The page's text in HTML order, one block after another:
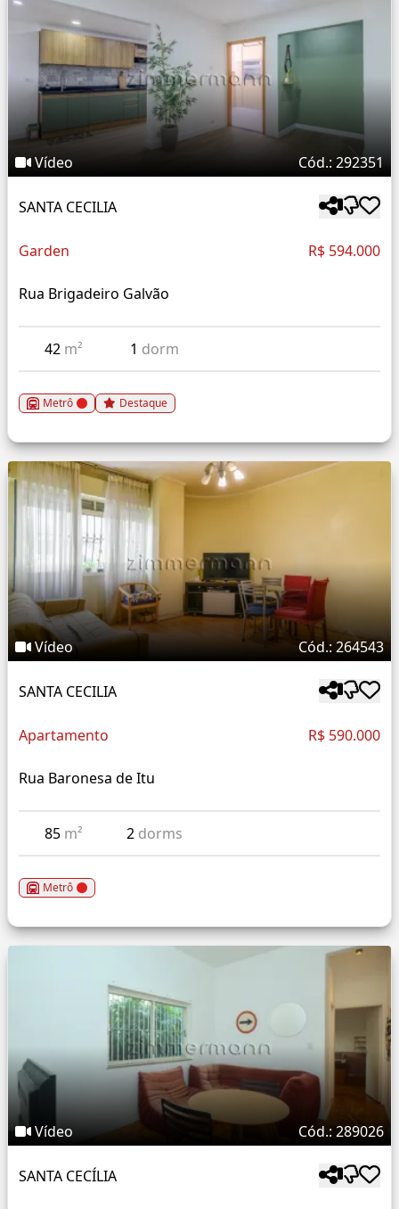
Vídeo Cód.: 292351
SANTA CECILIA
Garden R$ 594.000
Rua Brigadeiro Galvão
42 m² 1 dorm
Metrô Destaque
Vídeo Cód.: 264543
SANTA CECILIA
Apartamento R$ 590.000
Rua Baronesa de Itu
85 m² 2 dorms
Metrô
Vídeo Cód.: 289026
SANTA CECÍLIA